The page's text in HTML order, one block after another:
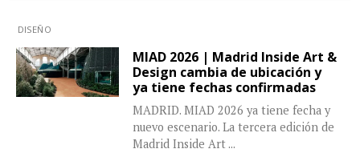
DISEÑO
MIAD 2026 | Madrid Inside Art &
Design cambia de ubicación y
ya tiene fechas confirmadas
MADRID. MIAD 2026 ya tiene fecha y
nuevo escenario. La tercera edición de
Madrid Inside Art ...